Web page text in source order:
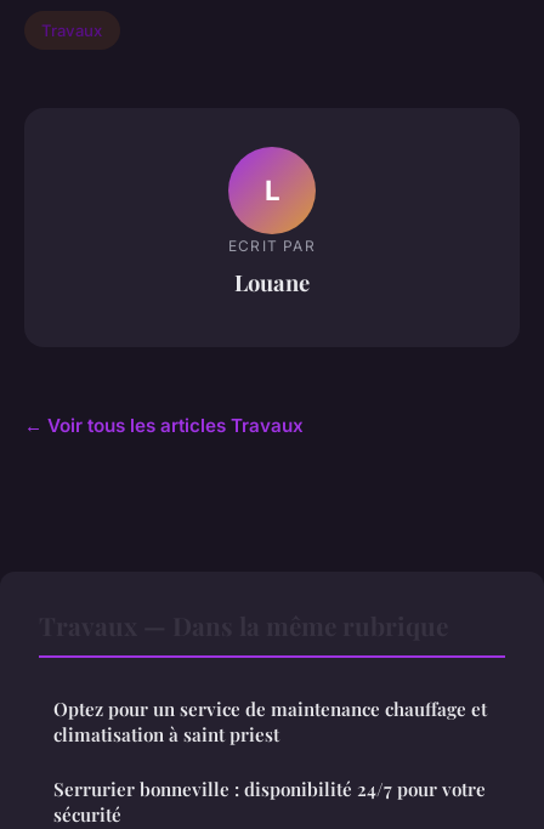
Travaux
L
ECRIT PAR
Louane
← Voir tous les articles Travaux
Optez pour un service de maintenance chauffage et
climatisation à saint priest
Serrurier bonneville : disponibilité 24/7 pour votre
sécurité